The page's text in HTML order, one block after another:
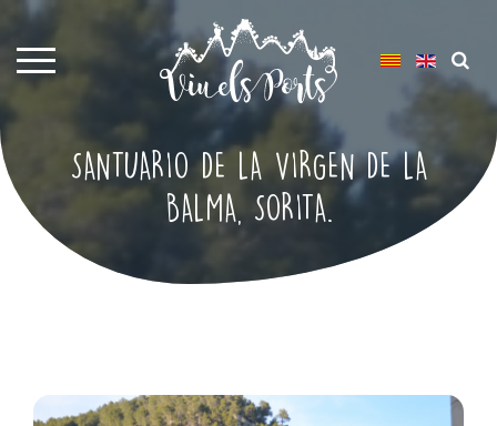
SANTUARIO DE LA VIRGEN DE LA
BALMA, SORITA.